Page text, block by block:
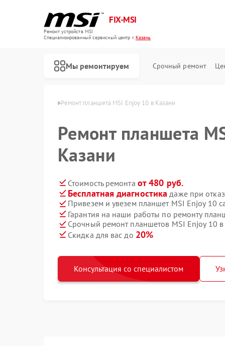
FIX-MSI
Ремонт устройств MSI
Специализированный cервисный центр г.Казань
Мы ремонтируем Срочный ремонт
Ремонт планшета MSI Enjoy 10 в Казани
Ремонт планшета
Казани
Стоимость ремонта от 480 руб.
Бесплатная диагностика даже при
Привезем и увезем планшет MSI Enjoy 10
Гарантия на наши работы по ремонту
Срочный ремонт планшетов MSI Enjoy 10 в
Скидка для вас до 20%
Консультация со специалистом